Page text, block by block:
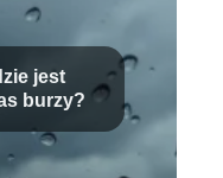
jest
burzy?